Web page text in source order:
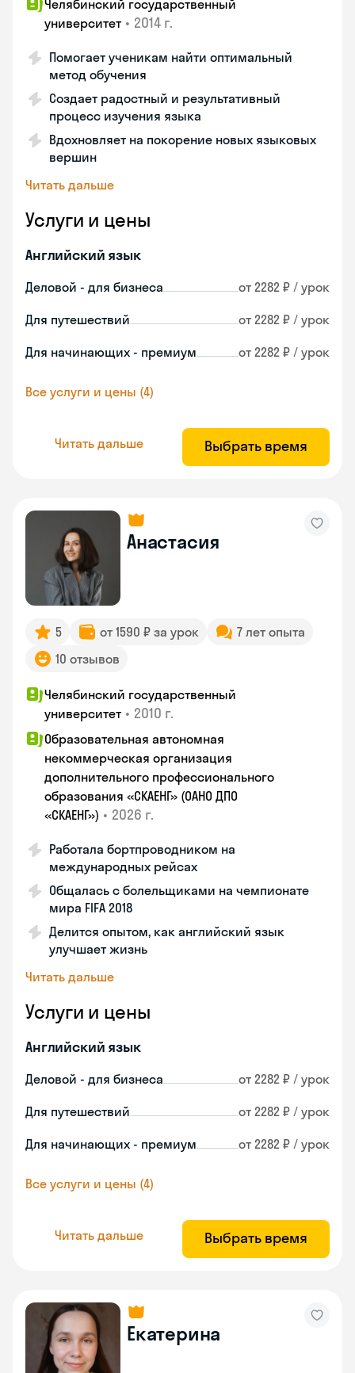
Челябинский государственный
университет • 2014 г.
Помогает ученикам найти оптимальный
метод обучения
Создает радостный и результативный
процесс изучения языка
Вдохновляет на покорение новых языковых
вершин
Читать дальше
Услуги и цены
Английский язык
Деловой - для бизнеса от 2282 ₽ / урок
Для путешествий от 2282 ₽ / урок
Для начинающих - премиум от 2282 ₽ / урок
Все услуги и цены (4)
Читать дальше Выбрать время
Анастасия
5 от 1590 ₽ за урок
7 лет опыта
10 отзывов
Челябинский государственный
университет • 2010 г.
Образовательная автономная
некоммерческая организация
дополнительного профессионального
образования «СКАЕНГ» (ОАНО ДПО
«СКАЕНГ») • 2026 г.
Работала бортпроводником на
международных рейсах
Общалась с болельщиками на чемпионате
мира FIFA 2018
Делится опытом, как английский язык
улучшает жизнь
Читать дальше
Услуги и цены
Английский язык
Деловой - для бизнеса от 2282 ₽ / урок
Для путешествий от 2282 ₽ / урок
Для начинающих - премиум от 2282 ₽ / урок
Все услуги и цены (4)
Читать дальше Выбрать время
Екатерина